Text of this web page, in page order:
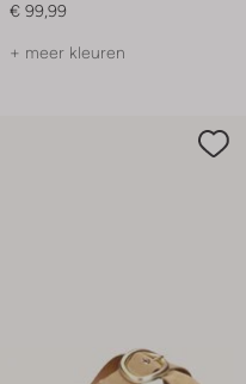
€ 99,99
+ meer kleuren